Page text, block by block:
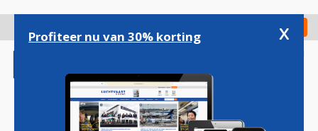
gaan
Check in
Profiteer nu van 30% korting x